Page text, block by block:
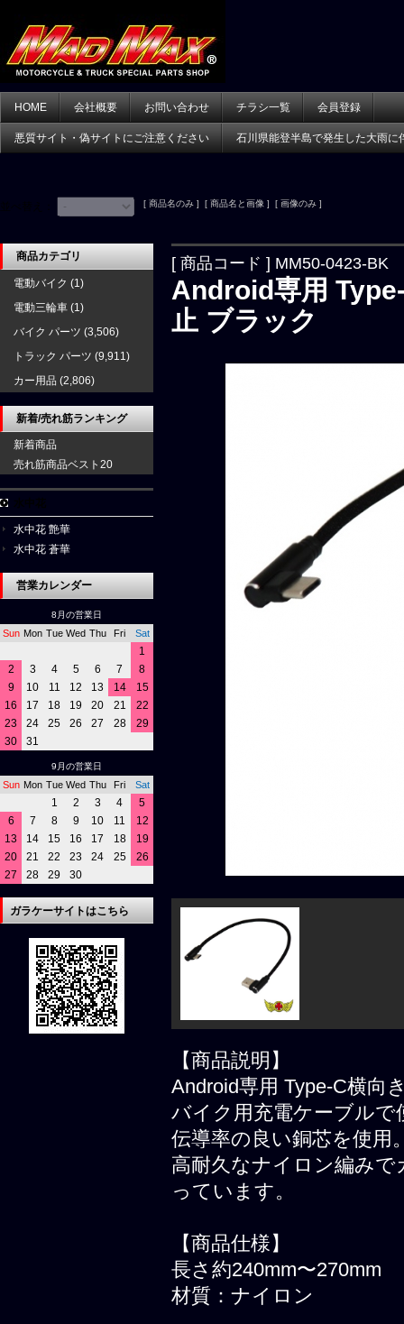
HOME 会社概要 お問い合わせ チラシ一覧 会員登録
悪質サイト・偽サイトにご注意ください 石川県能登半島で発生した大雨に
[ 商品名のみ ] [ 商品名と画像 ] [ 画像のみ ]
[ 商品コード ] MM50-0423-BK
Android専用
止 ブラック
【商品説明】
Android専用 Type-C横向
バイク用充電ケーブル
伝導率の良い銅芯を使用
高耐久なナイロン編み
っています。
【商品仕様】
長さ約240mm〜270mm
材質：ナイロン
商品カテゴリ
電動バイク (1)
電動三輪車 (1)
バイク パーツ (3,506)
トラック パーツ (9,911)
カー用品 (2,806)
新着/売れ筋ランキング
新着商品
売れ筋商品ベスト20
水中花 艶華
水中花 蒼華
営業カレンダー
8月の営業日
Sun Mon Tue Wed Thu Fri Sat
1
2
3 4 5 6 7
8
9
10 11 12 13 14
15
16
17 18 19 20 21
22
23
24 25 26 27 28
29
30
31
9月の営業日
Sun Mon Tue Wed Thu Fri Sat
1 2 3 4
5
6
7 8 9 10 11
12
13
14 15 16 17 18
19
20
21 22 23 24 25
26
27
28 29 30
ガラケーサイトはこちら